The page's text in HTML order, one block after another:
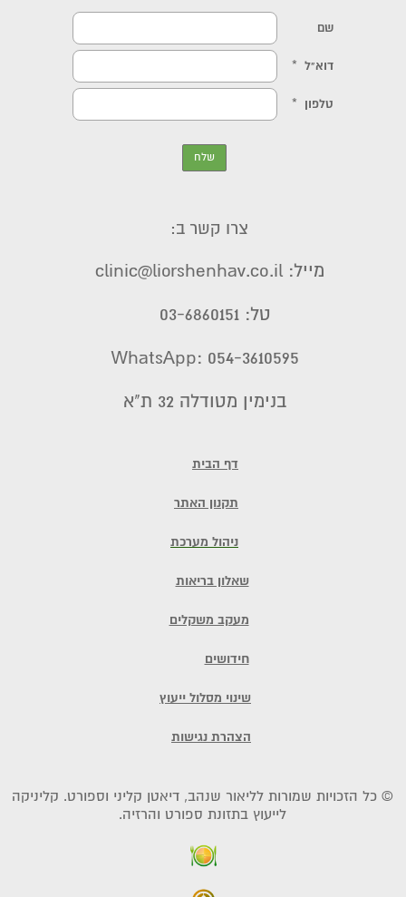
© כל הזכויות שמורות לליאור שנהב, דיאטן קליני וספורט. קליניקה
לייעוץ בתזונת ספורט והרזיה.
דף הבית
תקנון האתר
ניהול מערכת
שאלון בריאות
מעקב משקלים
חידושים
שינוי מסלול ייעוץ
הצהרת נגישות
בנימין מטודלה 32 ת"א
צרו קשר ב:
מייל: clinic@liorshenhav.co.il
טל: 03-6860151
WhatsApp: 054-3610595